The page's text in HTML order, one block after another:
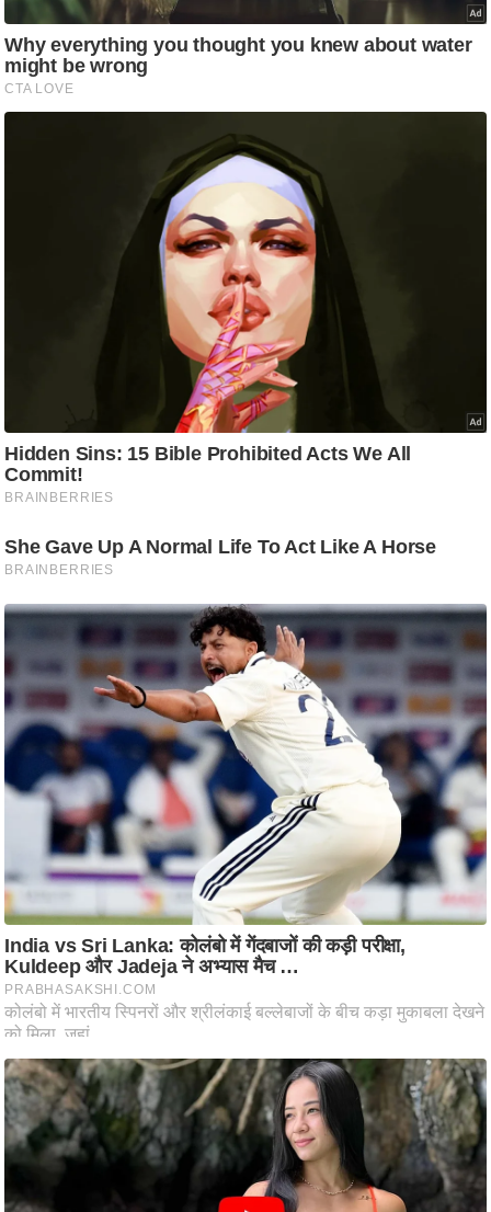
/
फै
श
ल
फि
ट
स
मं
त्रा
रि
ले
श
न
शि
प
ति
वि
श्ले
ष
ण
स
म
सा
म
यि
क